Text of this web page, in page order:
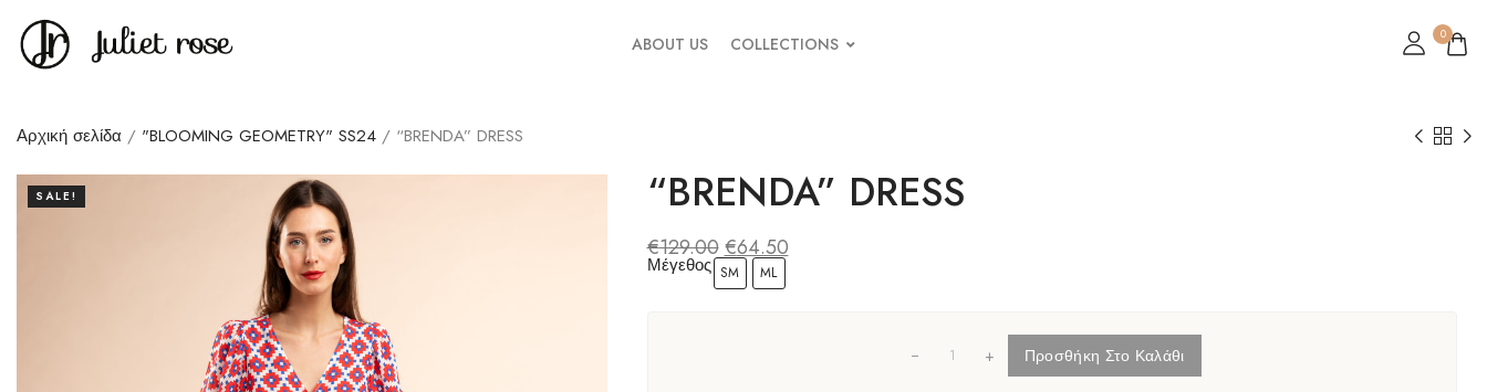
ABOUT US COLLECTIONS 0
Αρχική σελίδα / "BLOOMING GEOMETRY" SS24 / “BRENDA” DRESS
SALE! “BRENDA” DRESS
€129.00 €64.50
Μέγεθος SM ML
+ Προσθήκη Στο Καλάθι